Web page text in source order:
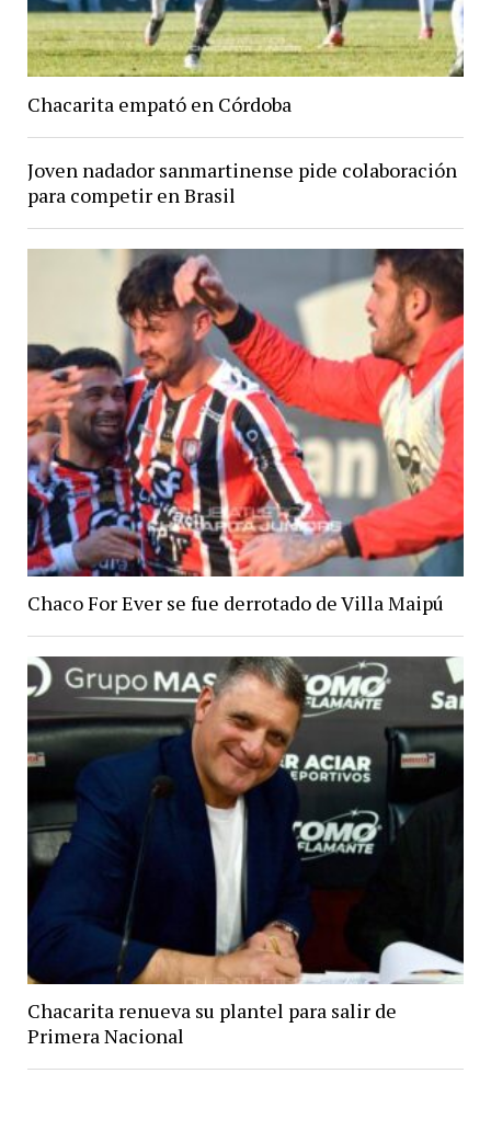
Chacarita empató en Córdoba
Joven nadador sanmartinense pide colaboración
para competir en Brasil
Chaco For Ever se fue derrotado de Villa Maipú
Chacarita renueva su plantel para salir de
Primera Nacional